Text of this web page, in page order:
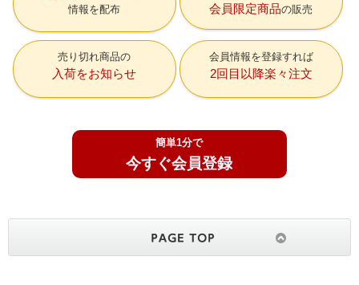
情報を配布 会員限定商品の販売
売り切れ商品の
入荷をお知らせ
会員情報を登録すれば
2回目以降楽々注文
簡単1分で
今すぐ会員登録